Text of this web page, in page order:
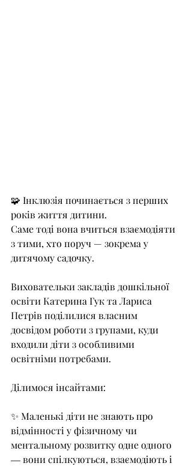
🧩 Інклюзія починається з перших
років життя дитини.
Саме тоді вона вчиться взаємодіяти
з тими, хто поруч — зокрема у
дитячому садочку.
Виховательки закладів дошкільної
освіти Катерина Гук та Лариса
Петрів поділилися власним
досвідом роботи з групами, куди
входили діти з особливими
освітніми потребами.
Ділимося інсайтами:
✨ Маленькі діти не знають про
відмінності у фізичному чи
ментальному розвитку одне одного
― вони спілкуються, взаємодіють і